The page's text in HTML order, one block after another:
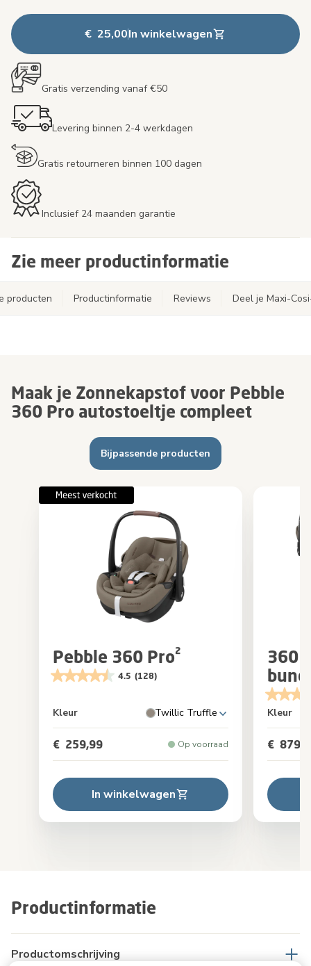
Productinformatie
Productomschrijving
€ 25,00In winkelwagen
Gratis verzending vanaf €50
Levering binnen 2-4 werkdagen
Gratis retourneren binnen 100 dagen
Inclusief 24 maanden garantie
Zie meer productinformatie
producten Productinformatie Reviews Deel je Maxi-
Maak je Zonnekapstof voor Pebble
360 Pro autostoeltje compleet
Bijpassende producten
Pebble 360 Pro²
4.5 (128)
Kleur Twillic Truffle
€ 259,99 Op voorraad
In winkelwagen
360
Kleur
€